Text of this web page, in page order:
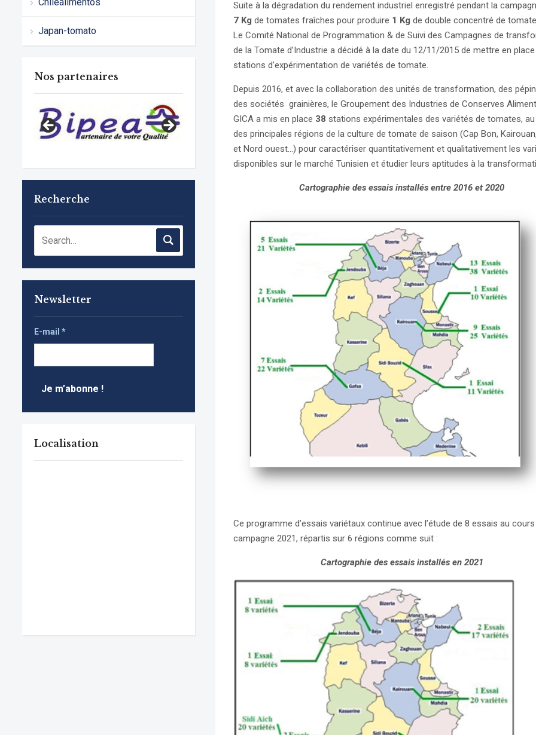
Japan-tomato
Nos partenaires
Recherche
Newsletter
E-mail *
Localisation
Suite à la dégradation du rendement industriel enregistré pendant la
7 Kg de tomates fraîches pour produire 1 Kg de double concentré de
Le Comité National de Programmation & de Suivi des Campagnes de
de la Tomate d’Industrie a décidé à la date du 12/11/2015 de mettre en
stations d’expérimentation de variétés de tomate.
Depuis 2016, et avec la collaboration des unités de transformation, des
des sociétés grainières, le Groupement des Industries de Conserves
GICA a mis en place 38 stations expérimentales des variétés de tomates, au
des principales régions de la culture de tomate de saison (Cap Bon,
et Nord ouest…) pour caractériser quantitativement et qualitativement les
disponibles sur le marché Tunisien et étudier leurs aptitudes à la
Cartographie des essais installés entre 2016 et 2020
Ce programme d’essais variétaux continue avec l’étude de 8 essais au
campagne 2021, répartis sur 6 régions comme suit :
Cartographie des essais installés en 2021